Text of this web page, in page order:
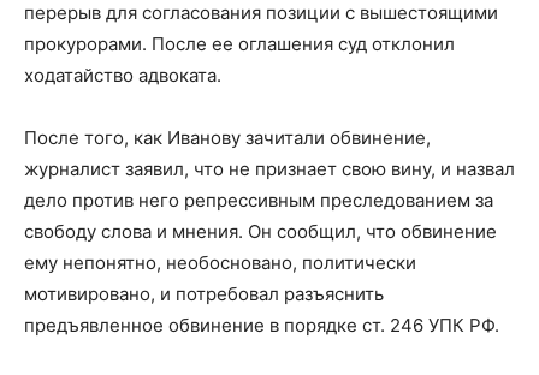
перерыв для согласования позиции с вышестоящими
прокурорами. После ее оглашения суд отклонил
ходатайство адвоката.
После того, как Иванову зачитали обвинение,
журналист заявил, что не признает свою вину, и назвал
дело против него репрессивным преследованием за
свободу слова и мнения. Он сообщил, что обвинение
ему непонятно, необосновано, политически
мотивировано, и потребовал разъяснить
предъявленное обвинение в порядке ст. 246 УПК РФ.